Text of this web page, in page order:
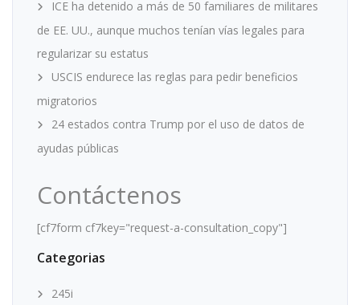
ICE ha detenido a más de 50 familiares de militares
de EE. UU., aunque muchos tenían vías legales para
regularizar su estatus
USCIS endurece las reglas para pedir beneficios
migratorios
24 estados contra Trump por el uso de datos de
ayudas públicas
Contáctenos
[cf7form cf7key="request-a-consultation_copy"]
Categorias
245i